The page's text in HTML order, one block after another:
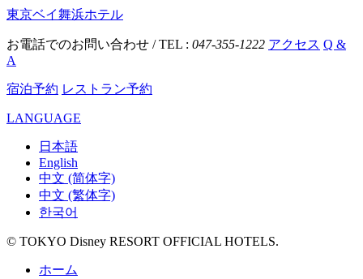
東京ベイ舞浜ホテル
お電話でのお問い合わせ / TEL : 047-355-1222 アクセス Q &
A
宿泊予約 レストラン予約
LANGUAGE
日本語
English
中文 (简体字)
中文 (繁体字)
한국어
© TOKYO Disney RESORT OFFICIAL HOTELS.
ホーム